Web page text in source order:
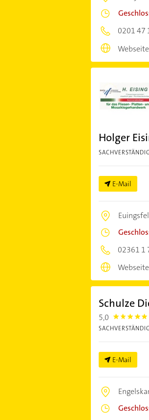
0201 47
Webseite
Holger
E-Mail
02361 1
Webseite
Schulze
5,0 5.0
E-Mail